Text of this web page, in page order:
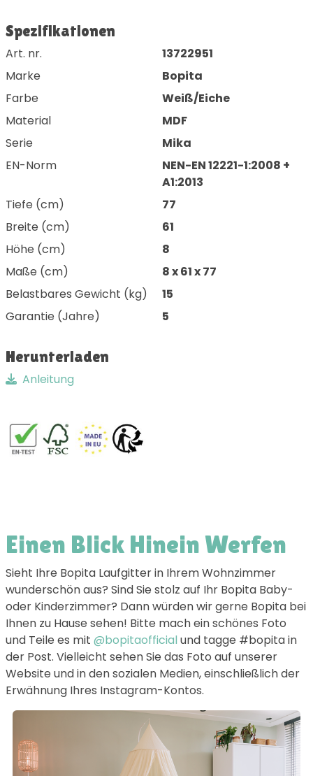
Spezifikationen
Art. nr.
13722951
Marke
Bopita
Farbe
Weiß/Eiche
Material
MDF
Serie
Mika
EN-Norm
NEN-EN 12221-1:2008 +
A1:2013
Tiefe (cm)
77
Breite (cm)
61
Höhe (cm)
8
Maße (cm)
8 x 61 x 77
Belastbares Gewicht (kg)
15
Garantie (Jahre)
5
Herunterladen
Anleitung
Einen Blick Hinein Werfen
Sieht Ihre Bopita Laufgitter in Ihrem Wohnzimmer
wunderschön aus? Sind Sie stolz auf Ihr Bopita Baby-
oder Kinderzimmer? Dann würden wir gerne Bopita bei
Ihnen zu Hause sehen! Bitte mach ein schönes Foto
und Teile es mit @bopitaofficial und tagge #bopita in
der Post. Vielleicht sehen Sie das Foto auf unserer
Website und in den sozialen Medien, einschließlich der
Erwähnung Ihres Instagram-Kontos.